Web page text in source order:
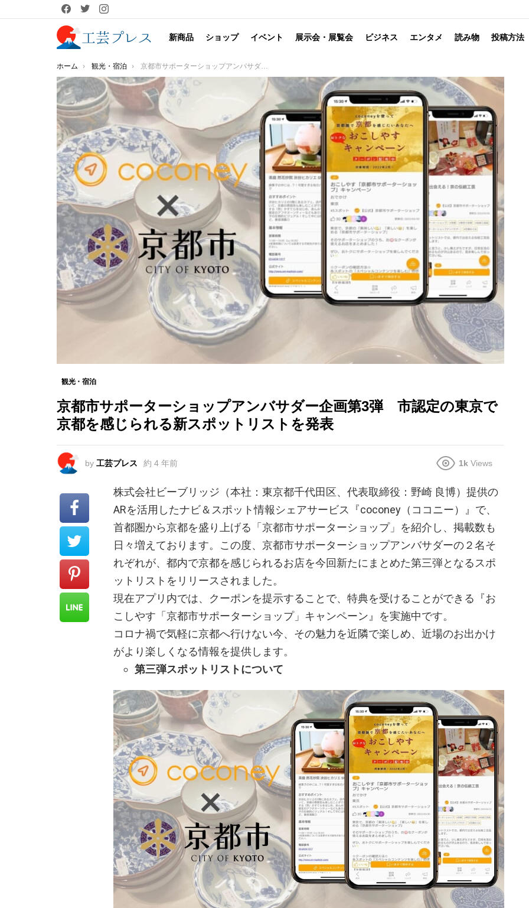
facebooktwitterinstagram
新商品 ショップ イベント 展示会・展覧会 ビジネス エンタメ 読み物 投稿方法
You are here:
ホーム 観光・宿泊 京都市サポーターショップアンバサダー企画第3弾 市認定の東京で京都を感じられる新スポットリストを発表
観光・宿泊
京都市サポーターショップアンバサダー企画第3弾 市認定の東京で
京都を感じられる新スポットリストを発表
by 工芸プレス 約 4 年前 1k Views
株式会社ビーブリッジ（本社：東京都千代田区、代表取締役：野崎 良博）提供の
ARを活用したナビ＆スポット情報シェアサービス『coconey（ココニー）』で、
首都圏から京都を盛り上げる「京都市サポーターショップ」を紹介し、掲載数も
日々増えております。この度、京都市サポーターショップアンバサダーの２名そ
れぞれが、都内で京都を感じられるお店を今回新たにまとめた第三弾となるスポ
ットリストをリリースされました。
現在アプリ内では、クーポンを提示することで、特典を受けることができる『お
こしやす「京都市サポーターショップ」キャンペーン』を実施中です。
コロナ禍で気軽に京都へ行けない今、その魅力を近隣で楽しめ、近場のお出かけ
がより楽しくなる情報を提供します。
第三弾スポットリストについて